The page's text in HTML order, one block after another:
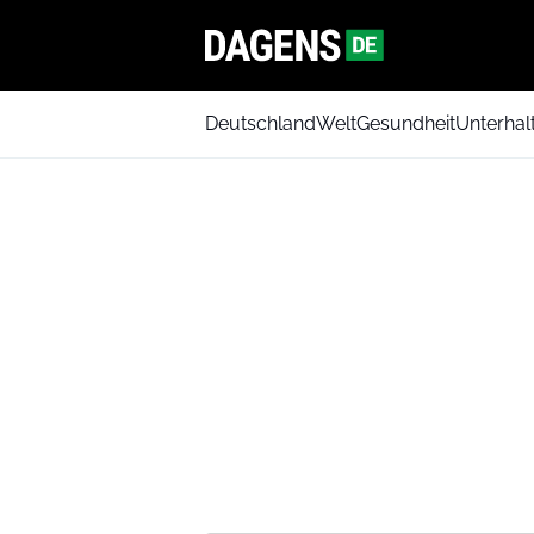
DeutschlandWeltGesundheit